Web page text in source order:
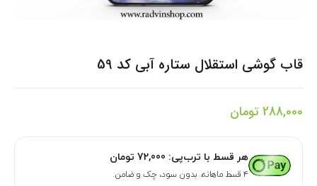
قاب گوشی استقلال ستاره آبی کد 59
288,000 تومان
هر قسط با ترب‌پی: 72,000 تومان
۴ قسط ماهانه. بدون سود، چک و ضامن.